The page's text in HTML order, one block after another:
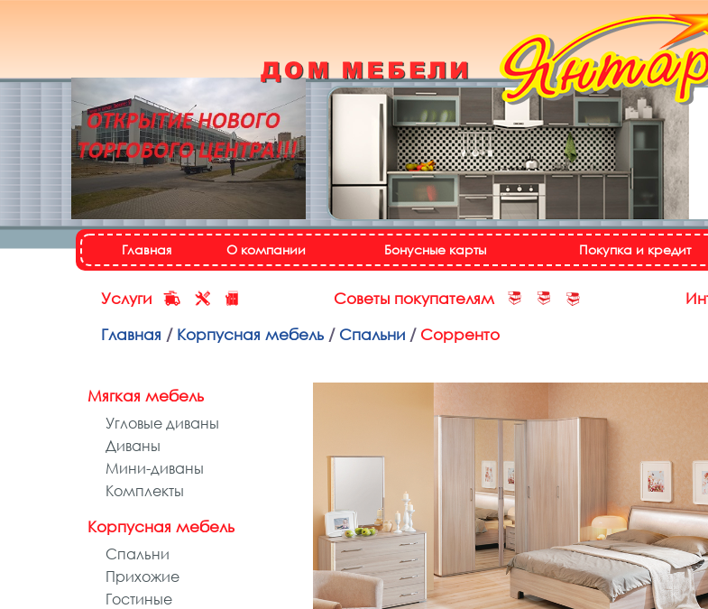
Кухонный гарнитур
«Настя»
Назад
Главная О компании Бонусные карты Покупка и кредит
Услуги Советы покупателям
Главная / Корпусная мебель / Спальни / Сорренто
Мягкая мебель
Угловые диваны
Диваны
Мини-диваны
Комплекты
Корпусная мебель
Спальни
Прихожие
Гостиные